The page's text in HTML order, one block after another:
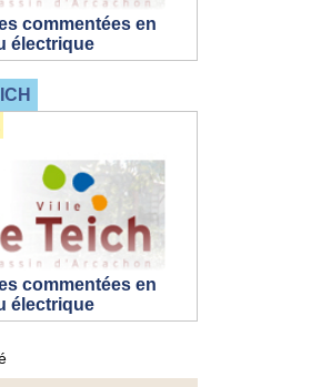
commentées en
électrique
commentées en
électrique